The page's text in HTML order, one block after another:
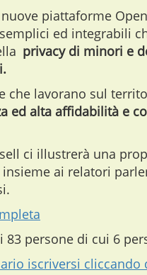
piattaforme
ed integrabili
privacy di minori e
che lavorano sul
ed alta affidabilità e
ci illustrerà una
ai relatori
83 persone di cui 6
iscriversi cliccando